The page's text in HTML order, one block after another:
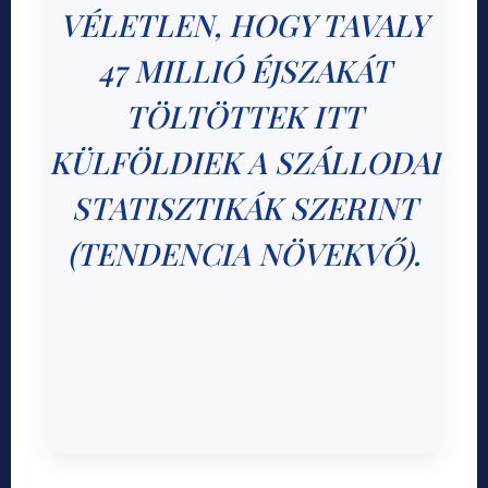
VÉLETLEN, HOGY TAVALY
47 MILLIÓ ÉJSZAKÁT
TÖLTÖTTEK ITT
KÜLFÖLDIEK A SZÁLLODAI
STATISZTIKÁK SZERINT
(TENDENCIA NÖVEKVŐ).